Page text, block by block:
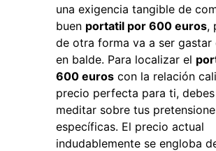
una exigencia tangible de
buen portatil por 600 euros,
de otra forma va a ser gastar
en balde. Para localizar el
600 euros con la relación
precio perfecta para ti, debes
meditar sobre tus
específicas. El precio actual
indudablemente se engloba